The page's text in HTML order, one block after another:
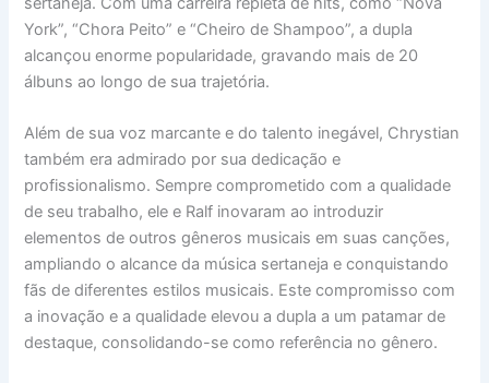
York”, “Chora Peito” e “Cheiro de Shampoo”, a dupla
alcançou enorme popularidade, gravando mais de 20
álbuns ao longo de sua trajetória.
Além de sua voz marcante e do talento inegável, Chrystian
também era admirado por sua dedicação e
profissionalismo. Sempre comprometido com a qualidade
de seu trabalho, ele e Ralf inovaram ao introduzir
elementos de outros gêneros musicais em suas canções,
ampliando o alcance da música sertaneja e conquistando
fãs de diferentes estilos musicais. Este compromisso com
a inovação e a qualidade elevou a dupla a um patamar de
destaque, consolidando-se como referência no gênero.